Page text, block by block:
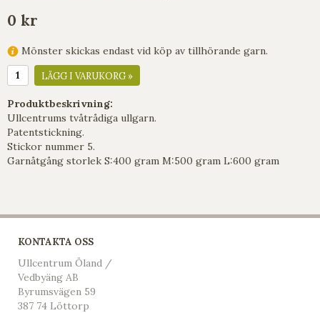
0 kr
Mönster skickas endast vid köp av tillhörande garn.
LÄGG I VARUKORG »
Produktbeskrivning:
Ullcentrums tvåtrådiga ullgarn.
Patentstickning.
Stickor nummer 5.
Garnåtgång storlek S:400 gram M:500 gram L:600 gram
KONTAKTA OSS
Ullcentrum Öland /
Vedbyäng AB
Byrumsvägen 59
387 74 Löttorp